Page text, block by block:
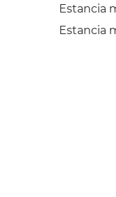
Estancia
Estancia